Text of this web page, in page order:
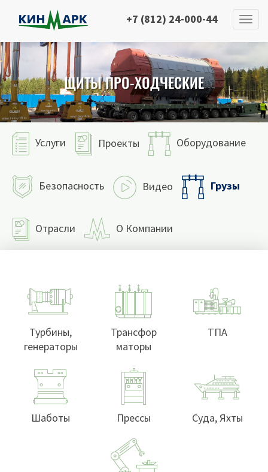
+7 (812) 24-000-44
ЩИТЫ ПРО-ХОДЧЕСКИЕ
Услуги Проекты Оборудование
Безопасность Видео Грузы
Отрасли О Компании
Турбины,
генераторы
Трансфор
маторы
ТПА
Шаботы Прессы Суда, Яхты